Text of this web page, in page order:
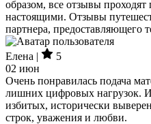
образом, все отзывы проходят
настоящими. Отзывы
партнера, предоставляющего
Елена |
5
02 июн
Очень понравилась подача
лишних цифровых нагрузок.
избитых, исторически
строк, уважения и любви.